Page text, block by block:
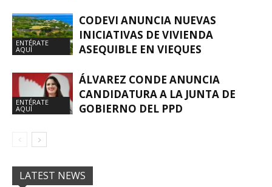
ENTÉRATE
AQUÍ
CODEVI ANUNCIA NUEVAS
INICIATIVAS DE VIVIENDA
ASEQUIBLE EN VIEQUES
ENTÉRATE
AQUÍ
ÁLVAREZ CONDE ANUNCIA
CANDIDATURA A LA JUNTA DE
GOBIERNO DEL PPD
LATEST NEWS